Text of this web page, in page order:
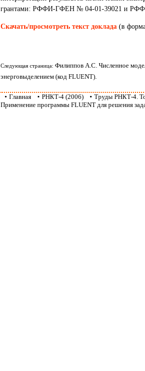
грантами: РФФИ-ГФЕН № 04-01-39021 и
Скачать/просмотреть текст доклада (в
Следующая страница: Филиппов А.С. Численное
энерговыделением (код FLUENT).
• Главная • РНКТ-4 (2006) • Труды РНКТ-4.
Применение программы FLUENT для решения